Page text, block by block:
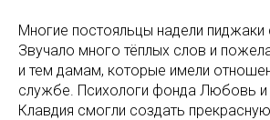
Многие постояльцы надели пиджаки
Звучало много тёплых слов и
и тем дамам, которые имели
службе. Психологи фонда Любовь и
Клавдия смогли создать